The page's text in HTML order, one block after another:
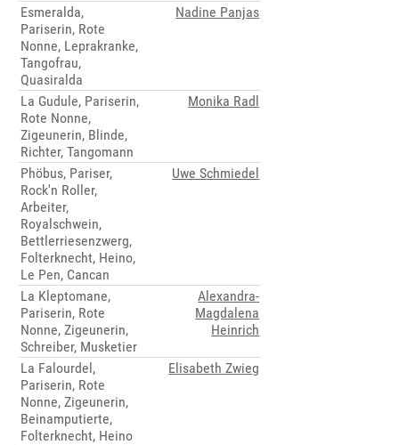
Esmeralda,
Pariserin, Rote
Nonne, Leprakranke,
Tangofrau,
Quasiralda
Nadine Panjas
La Gudule, Pariserin,
Rote Nonne,
Zigeunerin, Blinde,
Richter, Tangomann
Monika Radl
Phöbus, Pariser,
Rock'n Roller,
Arbeiter,
Royalschwein,
Bettlerriesenzwerg,
Folterknecht, Heino,
Le Pen, Cancan
Uwe Schmiedel
La Kleptomane,
Pariserin, Rote
Nonne, Zigeunerin,
Schreiber, Musketier
Alexandra-
Magdalena
Heinrich
La Falourdel,
Pariserin, Rote
Nonne, Zigeunerin,
Beinamputierte,
Folterknecht, Heino
Elisabeth Zwieg